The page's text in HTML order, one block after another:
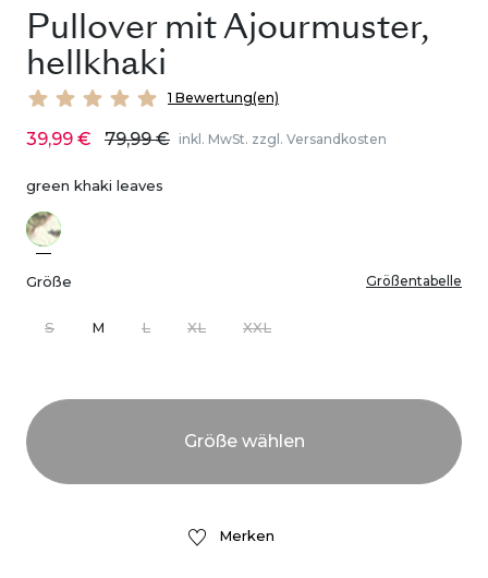
Pullover mit Ajourmuster,
hellkhaki
1 Bewertung(en)
39,99 € 79,99 € inkl. MwSt. zzgl. Versandkosten
green khaki leaves
Größe Größentabelle
S M L XL XXL
Merken